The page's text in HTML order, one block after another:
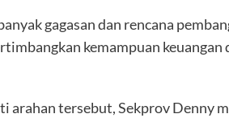
gagasan dan rencana
kemampuan
arahan tersebut, Sekprov Denny